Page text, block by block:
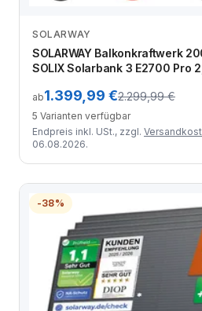
SOLARWAY
SOLARWAY Balkonkraftwerk
SOLIX Solarbank 3 E2700 Pro
ab1.399,99 €2.299,99 €
5 Varianten verfügbar
Endpreis inkl. USt., zzgl.
06.08.2026.
-38%